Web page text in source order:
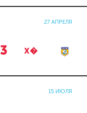
27 АПРЕЛЯ
3 Х�
15 ИЮЛЯ